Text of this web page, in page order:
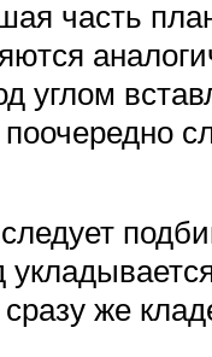
часть
углом
же